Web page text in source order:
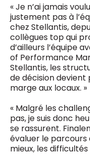
« Je n’ai jamais
justement pas à
chez Stellantis,
collègues top qui
d’ailleurs l’équipe
of Performance
Stellantis, les
de décision devient
marge aux locaux. »
« Malgré les
pas, je suis donc
se rassurent.
évaluer le parcours
mieux, les